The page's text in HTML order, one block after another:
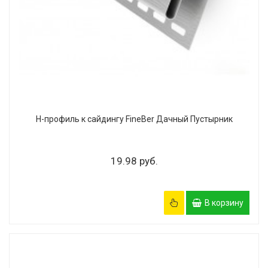
Н-профиль к сайдингу FineBer Дачный Пустырник
19.98 руб.
В корзину